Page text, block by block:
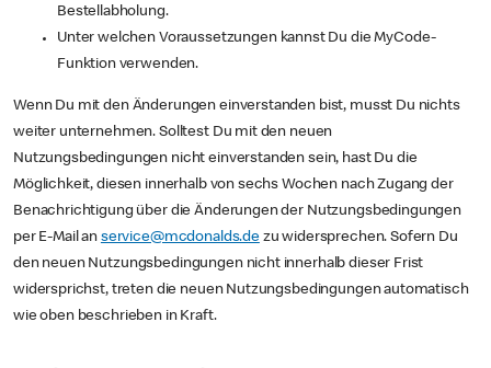
Bestellabholung.
Unter welchen Voraussetzungen kannst Du die MyCode-
Funktion verwenden.
Wenn Du mit den Änderungen einverstanden bist, musst Du nichts
weiter unternehmen. Solltest Du mit den neuen
Nutzungsbedingungen nicht einverstanden sein, hast Du die
Möglichkeit, diesen innerhalb von sechs Wochen nach Zugang der
Benachrichtigung über die Änderungen der Nutzungsbedingungen
per E-Mail an service@mcdonalds.dezu widersprechen. Sofern Du
den neuen Nutzungsbedingungen nicht innerhalb dieser Frist
widersprichst, treten die neuen Nutzungsbedingungen automatisch
wie oben beschrieben in Kraft.